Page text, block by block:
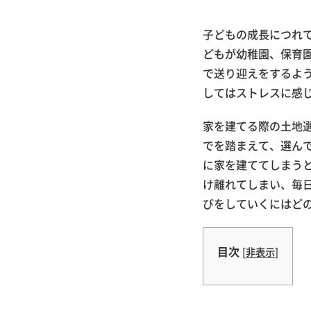
子どもの成長につれ
どもが幼稚園、保育
で送り迎えをするよ
してはストレスに感
家を建てる際の土地
でを踏まえて、選ん
に家を建ててしまう
け離れてしまい、毎
びをしていくにはど
目次 [非表示]